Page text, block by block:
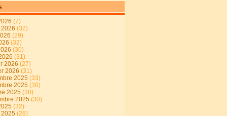
(7)
(32)
(29)
(32)
(30)
(31)
2026 (27)
2026 (31)
2025 (33)
2025 (30)
2025 (30)
2025 (30)
(32)
(28)